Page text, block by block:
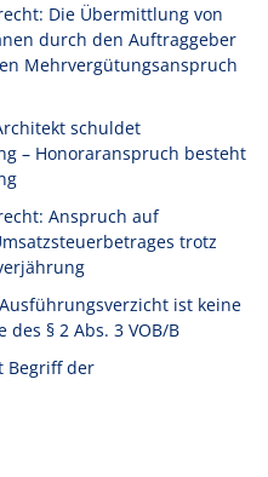
Die Übermittlung von
durch den Auftraggeber
Mehrvergütungsanspruch
schuldet
– Honoraranspruch besteht
Anspruch auf
trotz
ist keine
§ 2 Abs. 3 VOB/B
Begriff der